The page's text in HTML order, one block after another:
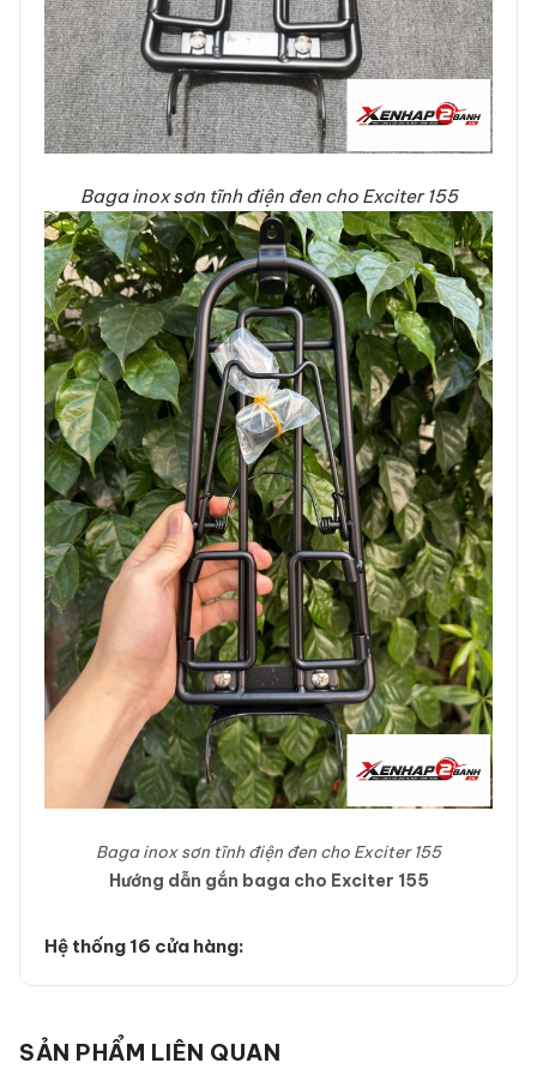
Baga inox sơn tĩnh điện đen cho Exciter 155
Baga inox sơn tĩnh điện đen cho Exciter 155
Hướng dẫn gắn baga cho Exciter 155
Hệ thống 16 cửa hàng:
SẢN PHẨM LIÊN QUAN